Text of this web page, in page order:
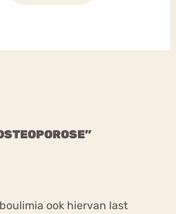
ook hiervan last